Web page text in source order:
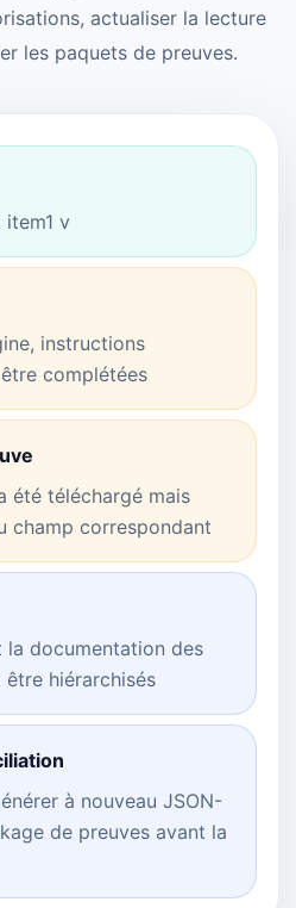
actualiser la lecture
les paquets de preuves.
item1 v
instructions
complétées
été téléchargé mais
champ correspondant
la documentation des
hiérarchisés
à nouveau JSON-
de preuves avant la